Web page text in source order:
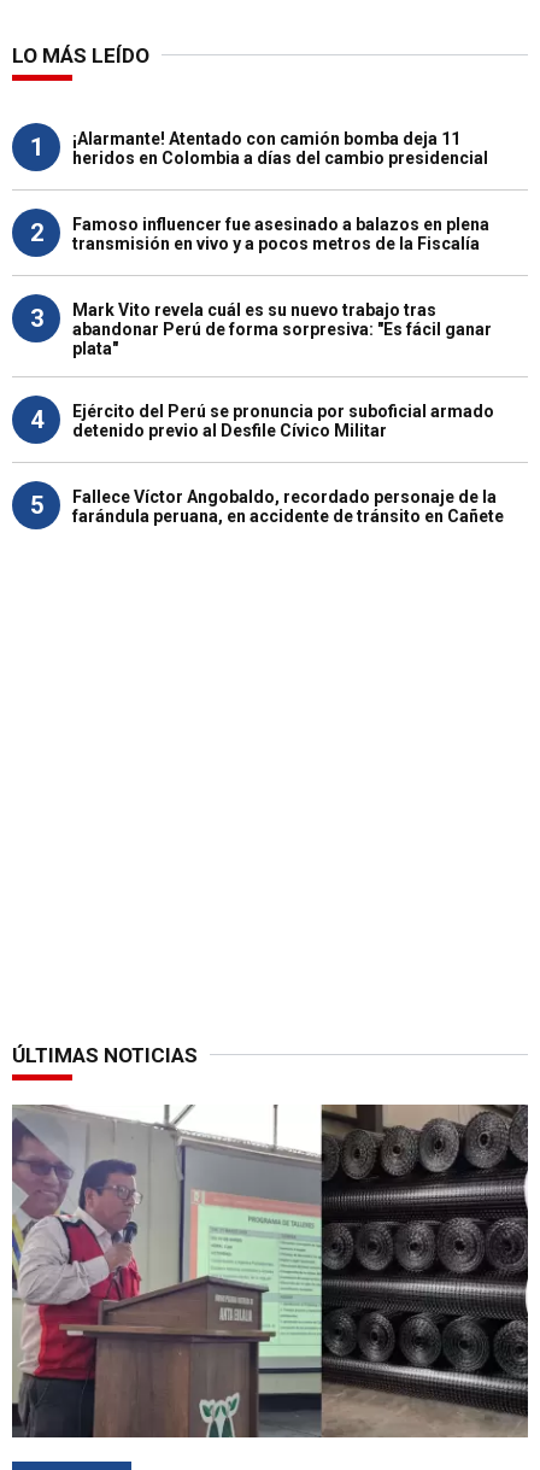
LO MÁS LEÍDO
1
¡Alarmante! Atentado con camión bomba deja 11
heridos en Colombia a días del cambio presidencial
2
Famoso influencer fue asesinado a balazos en plena
transmisión en vivo y a pocos metros de la Fiscalía
3
Mark Vito revela cuál es su nuevo trabajo tras
abandonar Perú de forma sorpresiva: "Es fácil ganar
plata"
4
Ejército del Perú se pronuncia por suboficial armado
detenido previo al Desfile Cívico Militar
5
Fallece Víctor Angobaldo, recordado personaje de la
farándula peruana, en accidente de tránsito en Cañete
ÚLTIMAS NOTICIAS